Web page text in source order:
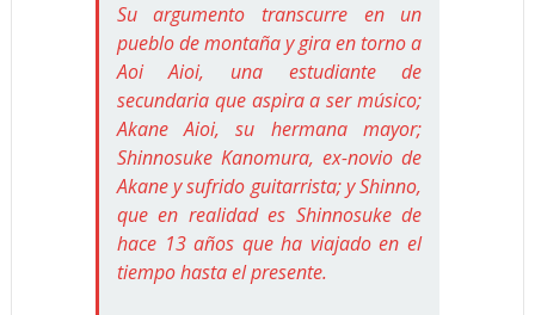
Su argumento transcurre en un
pueblo de montaña y gira en torno a
Aoi Aioi, una estudiante de
secundaria que aspira a ser músico;
Akane Aioi, su hermana mayor;
Shinnosuke Kanomura, ex-novio de
Akane y sufrido guitarrista; y Shinno,
que en realidad es Shinnosuke de
hace 13 años que ha viajado en el
tiempo hasta el presente.